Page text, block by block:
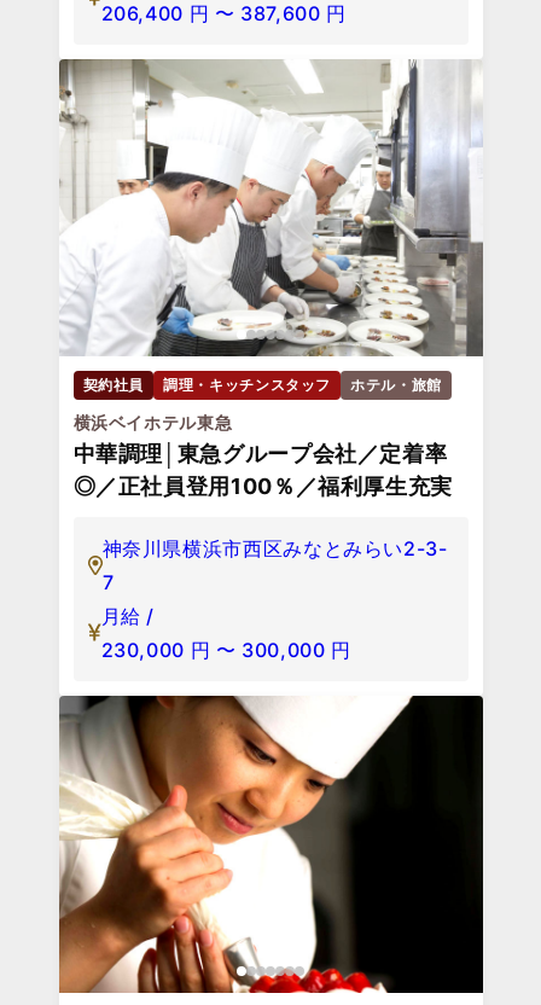
206,400 円 〜 387,600 円
契約社員 調理・キッチンスタッフ ホテル・旅館
横浜ベイホテル東急
中華調理│東急グループ会社／定着率
◎／正社員登用100％／福利厚生充実
神奈川県横浜市西区みなとみらい2-3-
7
月給 /
230,000 円 〜 300,000 円